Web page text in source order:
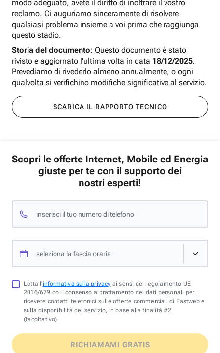
modo adeguato, avete il diritto di inoltrare il vostro
reclamo. Ci auguriamo sinceramente di risolvere
qualsiasi problema insieme a voi prima che raggiunga
questo stadio.
Storia del documento: Questo documento è stato
rivisto e aggiornato l'ultima volta in data 18/12/2025.
Prevediamo di rivederlo almeno annualmente, o ogni
qualvolta si verifichino modifiche significative al servizio.
SCARICA IL RAPPORTO TECNICO
Scopri le offerte Internet, Mobile ed Energia
giuste per te con il supporto dei
nostri esperti!
inserisci il tuo numero di telefono
seleziona la fascia oraria
Letta l'informativa sulla privacy ai sensi del regolamento UE
2016/679 do il consenso al trattamento dei dati personali per
ricevere contatti telefonici sulle offerte commerciali di Fastweb e
sulla disponibilità del servizio, in base alla finalità #2
(facoltativo).
RICHIAMAMI GRATIS